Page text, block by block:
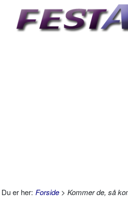
Du er her: Forside > Kommer de, så